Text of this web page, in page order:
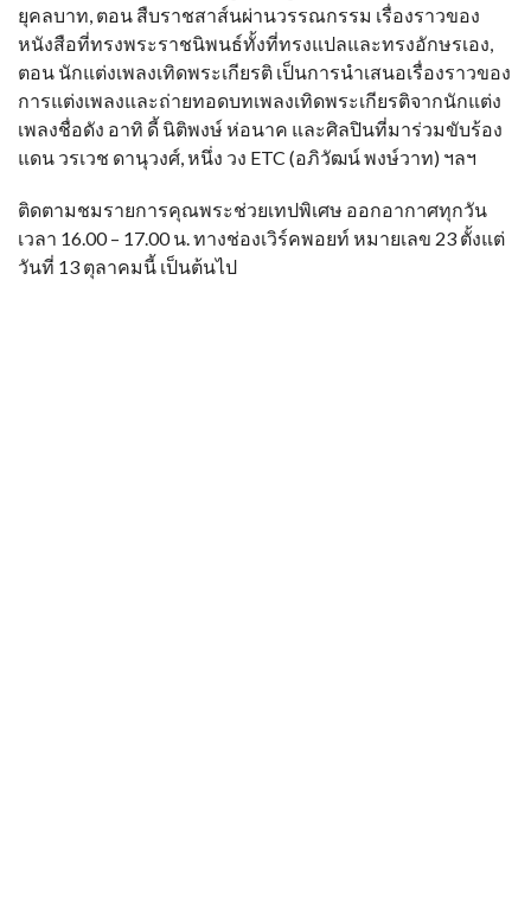
ยุคลบาท, ตอน สืบราชสาส์นผ่านวรรณกรรม เรื่องราวของ
หนังสือที่ทรงพระราชนิพนธ์ทั้งที่ทรงแปลและทรงอักษรเอง,
ตอน นักแต่งเพลงเทิดพระเกียรติ เป็นการนำเสนอเรื่องราวของ
การแต่งเพลงและถ่ายทอดบทเพลงเทิดพระเกียรติจากนักแต่ง
เพลงชื่อดัง อาทิ ดี้ นิติพงษ์ ห่อนาค และศิลปินที่มาร่วมขับร้อง
แดน วรเวช ดานุวงศ์, หนึ่ง วง ETC (อภิวัฒน์ พงษ์วาท) ฯลฯ
ติดตามชมรายการคุณพระช่วยเทปพิเศษ ออกอากาศทุกวัน
เวลา 16.00 – 17.00 น. ทางช่องเวิร์คพอยท์ หมายเลข 23 ตั้งแต่
วันที่ 13 ตุลาคมนี้ เป็นต้นไป